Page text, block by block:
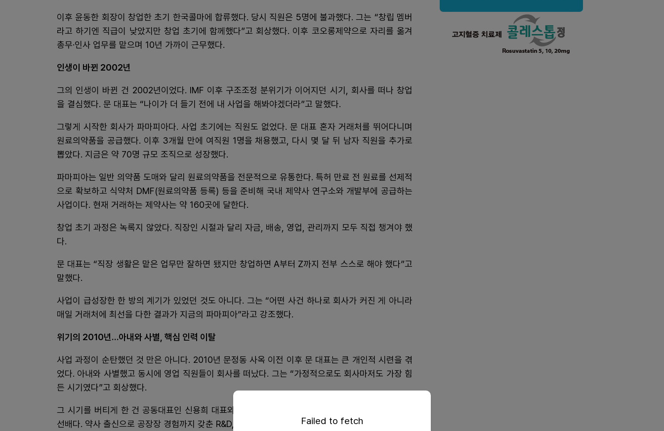
이후 윤동한 회장이 창업한 초기 한국콜마에 합류했다. 당시 직원은 5명에 불과했다. 그는 “창립 멤버
라고 하기엔 직급이 낮았지만 창업 초기에 함께했다”고 회상했다. 이후 코오롱제약으로 자리를 옮겨
총무·인사 업무를 맡으며 10년 가까이 근무했다.
인생이 바뀐 2002년
그의 인생이 바뀐 건 2002년이었다. IMF 이후 구조조정 분위기가 이어지던 시기, 회사를 떠나 창업
을 결심했다. 문 대표는 “나이가 더 들기 전에 내 사업을 해봐야겠더라”고 말했다.
그렇게 시작한 회사가 파마피아다. 사업 초기에는 직원도 없었다. 문 대표 혼자 거래처를 뛰어다니며
원료의약품을 공급했다. 이후 3개월 만에 여직원 1명을 채용했고, 다시 몇 달 뒤 남자 직원을 추가로
뽑았다. 지금은 약 70명 규모 조직으로 성장했다.
파마피아는 일반 의약품 도매와 달리 원료의약품을 전문적으로 유통한다. 특허 만료 전 원료를 선제적
으로 확보하고 식약처 DMF(원료의약품 등록) 등을 준비해 국내 제약사 연구소와 개발부에 공급하는
사업이다. 현재 거래하는 제약사는 약 160곳에 달한다.
창업 초기 과정은 녹록지 않았다. 직장인 시절과 달리 자금, 배송, 영업, 관리까지 모두 직접 챙겨야 했
다.
문 대표는 “직장 생활은 맡은 업무만 잘하면 됐지만 창업하면 A부터 Z까지 전부 스스로 해야 했다”고
말했다.
사업이 급성장한 한 방의 계기가 있었던 것도 아니다. 그는 “어떤 사건 하나로 회사가 커진 게 아니라
매일 거래처에 최선을 다한 결과가 지금의 파마피아”라고 강조했다.
위기의 2010년…아내와 사별, 핵심 인력 이탈
사업 과정이 순탄했던 것 만은 아니다. 2010년 문정동 사옥 이전 이후 문 대표는 큰 개인적 시련을 겪
었다. 아내와 사별했고 동시에 영업 직원들이 회사를 떠났다. 그는 “가정적으로도 회사마저도 가장 힘
든 시기였다”고 회상했다.
그 시기를 버티게 한 건 공동대표인 신용희 대표와 직원들이었다. 신용희 대표는 대웅제약 시절 직장
선배다. 약사 출신으로 공장장 경험까지 갖춘 R&D, 생산 전문가다.
Failed to fetch